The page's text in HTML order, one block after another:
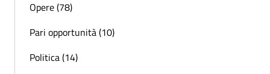
Opere (78)
Pari opportunità (10)
Politica (14)